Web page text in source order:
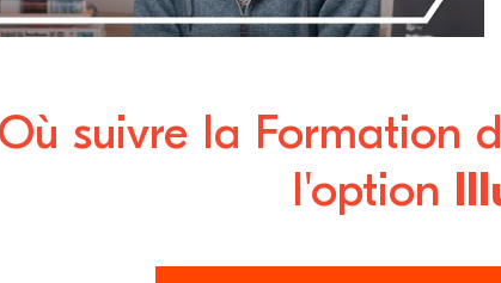
Où suivre la Formation
l'option